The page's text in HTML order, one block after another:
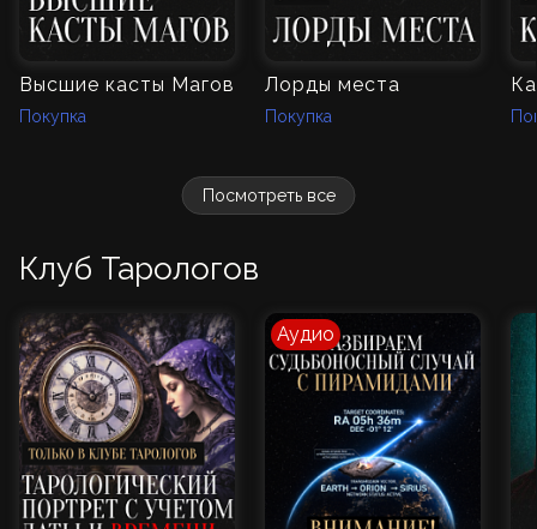
Посмотреть все
Высшие касты Магов
Покупка
Лорды места
Покупка
Клуб Тарологов
Аудио